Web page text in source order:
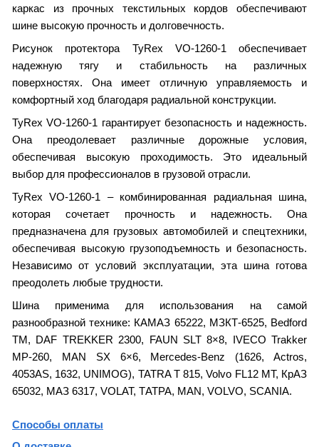
каркас из прочных текстильных кордов обеспечивают
шине высокую прочность и долговечность.
Рисунок протектора TyRex VO-1260-1 обеспечивает
надежную тягу и стабильность на различных
поверхностях. Она имеет отличную управляемость и
комфортный ход благодаря радиальной конструкции.
TyRex VO-1260-1 гарантирует безопасность и надежность.
Она преодолевает различные дорожные условия,
обеспечивая высокую проходимость. Это идеальный
выбор для профессионалов в грузовой отрасли.
TyRex VO-1260-1 – комбинированная радиальная шина,
которая сочетает прочность и надежность. Она
предназначена для грузовых автомобилей и спецтехники,
обеспечивая высокую грузоподъемность и безопасность.
Независимо от условий эксплуатации, эта шина готова
преодолеть любые трудности.
Шина применима для использования на самой
разнообразной технике: КАМАЗ 65222, МЗКТ-6525, Bedford
TM, DAF TREKKER 2300, FAUN SLT 8×8, IVECO Trakker
MP-260, MAN SX 6×6, Mercedes-Benz (1626, Actros,
4053AS, 1632, UNIMOG), TATRA T 815, Volvo FL12 MT, КрАЗ
65032, МАЗ 6317, VOLAT, ТАТРА, MAN, VOLVO, SCANIA.
Способы оплаты